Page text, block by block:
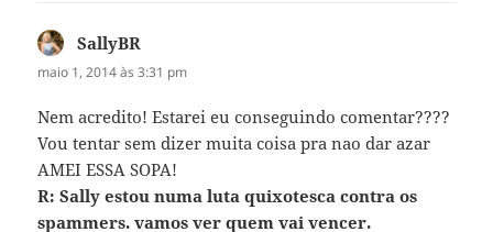
SallyBR
maio 1, 2014 às 3:31 pm
Nem acredito! Estarei eu conseguindo comentar????
Vou tentar sem dizer muita coisa pra nao dar azar
AMEI ESSA SOPA!
R: Sally estou numa luta quixotesca contra os
spammers. vamos ver quem vai vencer.